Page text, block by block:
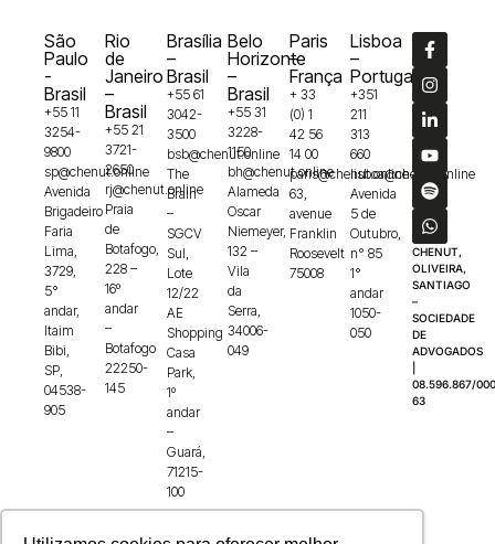
São
Paulo
-
Brasil
+55 11
3254-
9800
sp@chenut.online
Avenida
Brigadeiro
Faria
Lima,
3729,
5°
andar,
Itaim
Bibi,
SP,
04538-
905
Rio
de
Janeiro
–
Brasil
+55 21
3721-
2650
rj@chenut.online
Praia
de
Botafogo,
228 –
16º
andar
–
Botafogo
22250-
145
Brasília
–
Brasil
+55 61
3042-
3500
bsb@chenut.online
The
Brain
–
SGCV
Sul,
Lote
12/22
AE
Shopping
Casa
Park,
1º
andar
–
Guará,
71215-
100
Belo
Horizonte
–
Brasil
+55 31
3228-
1150
bh@chenut.online
Alameda
Oscar
Niemeyer,
132 –
Vila
da
Serra,
34006-
049
Paris
–
França
+ 33
(0) 1
42 56
14 00
paris@chenut.online
63,
avenue
Franklin
Roosevelt
75008
Lisboa
–
Portugal
+351
211
313
660
lisboa@chenut.online
Avenida
5 de
Outubro,
n° 85
1°
andar
1050-
050
CHENUT,
OLIVEIRA,
SANTIAGO
–
SOCIEDADE
DE
ADVOGADOS
08.596.867/
63